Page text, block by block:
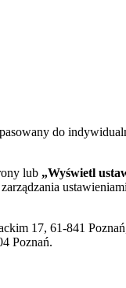
do
lub „Wyświetl
17, 61-841
Poznań.